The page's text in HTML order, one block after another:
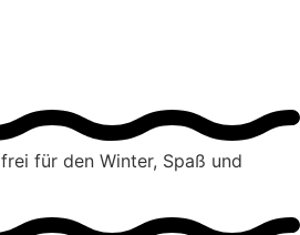
für den Winter, Spaß und